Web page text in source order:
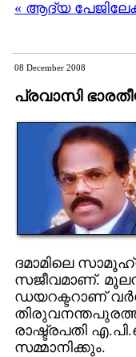
« ആദ്യ
08 December 2008
പ്രവാസി
ദമാമിലെ
സജീവമാണ്.
ഡയറക്ടറാണ്
രാഷ്ട്രപതി
സമ്മാനിക്കും.